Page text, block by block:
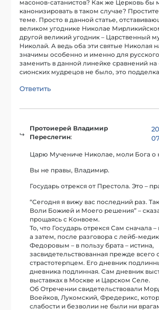
масонов-сатанистов? Как же Церковь бы
канонизировать в таком случае?
теме. Просто в данной статье,
великом угоднике Николае
другой великий угодник – Царственный
Николай. А ведь оба эти святые Николая
значимы особенно и именно для
заменить в данной линейке сравнений на
сионских мудрецов не было, это
Ответить
Протоиерей Владимир
Переслегин:
Царю Мучениче Николае, моли Бога о
Вы не правы, Владимир.
Государь отрекся от Престола. Это –
“Сегодня я вижу вас последний раз.
Воли Божией и Моего решения” –
прощаясь с Конвоем.
То, что Государь отрекся Сам сначала
а затем, после разговора с лейб-
Федоровым – в пользу брата – истина,
засвидетельствованная прежде
страстотерпцем. Его дневник
дневника подлинная. Сам дневник
выставках в Москве и Царском Селе.
Об Отречении свидетельствовали
Воейков, Лукомский, Фредерикс,
слабости и безволии не были ни